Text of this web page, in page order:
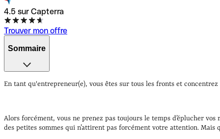
4.5 sur Capterra
Trouver mon offre
Sommaire
1. Les frais auxquels s’attendre à l’ouverture d’un compte
bancaires abusifs
En tant qu'entrepreneur(e), vous êtes sur tous les fronts et
Alors forcément, vous ne prenez pas toujours le temps d’éplucher
des petites sommes qui n’attirent pas forcément votre attention.